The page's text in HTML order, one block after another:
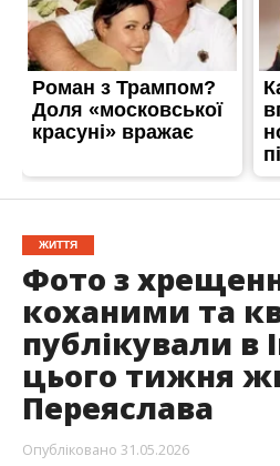
ЖИТТЯ
Фото з
коханими та
публікували в
цього тижня
Переяслава
Опубліковано 31.05.2026